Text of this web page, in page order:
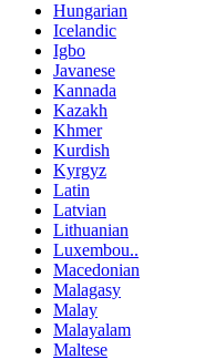
Hungarian
Icelandic
Igbo
Javanese
Kannada
Kazakh
Khmer
Kurdish
Kyrgyz
Latin
Latvian
Lithuanian
Luxembou..
Macedonian
Malagasy
Malay
Malayalam
Maltese